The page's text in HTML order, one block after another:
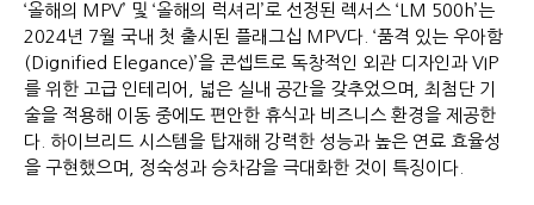
‘올해의 MPV’ 및 ‘올해의 럭셔리’로 선정된 렉서스 ‘LM 500h’는
2024년 7월 국내 첫 출시된 플래그십 MPV다. ‘품격 있는 우아함
(Dignified Elegance)’을 콘셉트로 독창적인 외관 디자인과 VIP
를 위한 고급 인테리어, 넓은 실내 공간을 갖추었으며, 최첨단 기
술을 적용해 이동 중에도 편안한 휴식과 비즈니스 환경을 제공한
다. 하이브리드 시스템을 탑재해 강력한 성능과 높은 연료 효율성
을 구현했으며, 정숙성과 승차감을 극대화한 것이 특징이다.